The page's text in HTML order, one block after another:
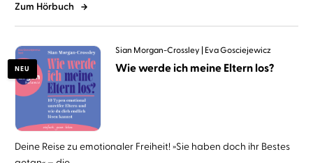
Zum Hörbuch
NEU
Sian Morgan-Crossley Eva Gosciejewicz
Wie werde ich meine Eltern los?
Deine Reise zu emotionaler Freiheit! »Sie haben doch ihr Bestes